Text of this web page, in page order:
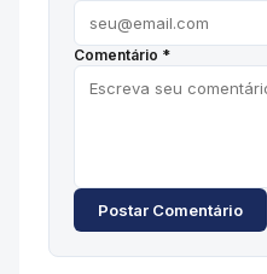
Comentário *
Postar Comentário